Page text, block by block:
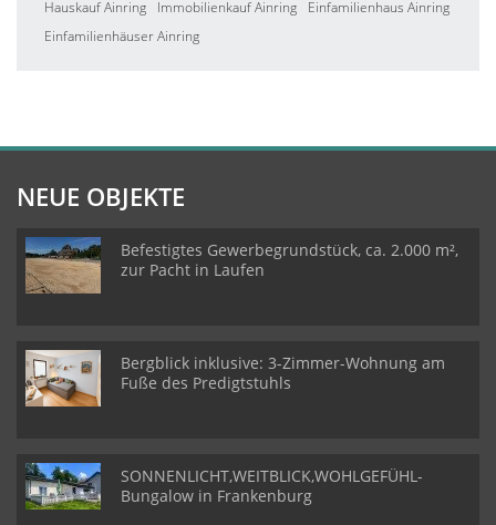
Hauskauf Ainring
Immobilienkauf Ainring
Einfamilienhaus Ainring
Einfamilienhäuser Ainring
NEUE OBJEKTE
Befestigtes Gewerbegrundstück, ca. 2.000 m²,
zur Pacht in Laufen
Bergblick inklusive: 3-Zimmer-Wohnung am
Fuße des Predigtstuhls
SONNENLICHT,WEITBLICK,WOHLGEFÜHL-
Bungalow in Frankenburg